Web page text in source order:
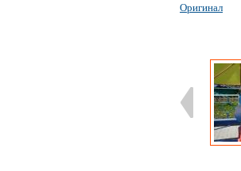
Оригинал